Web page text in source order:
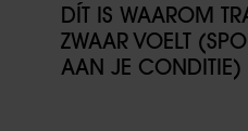
DÍT IS WAAROM
ZWAAR VOELT
AAN JE CONDITIE)